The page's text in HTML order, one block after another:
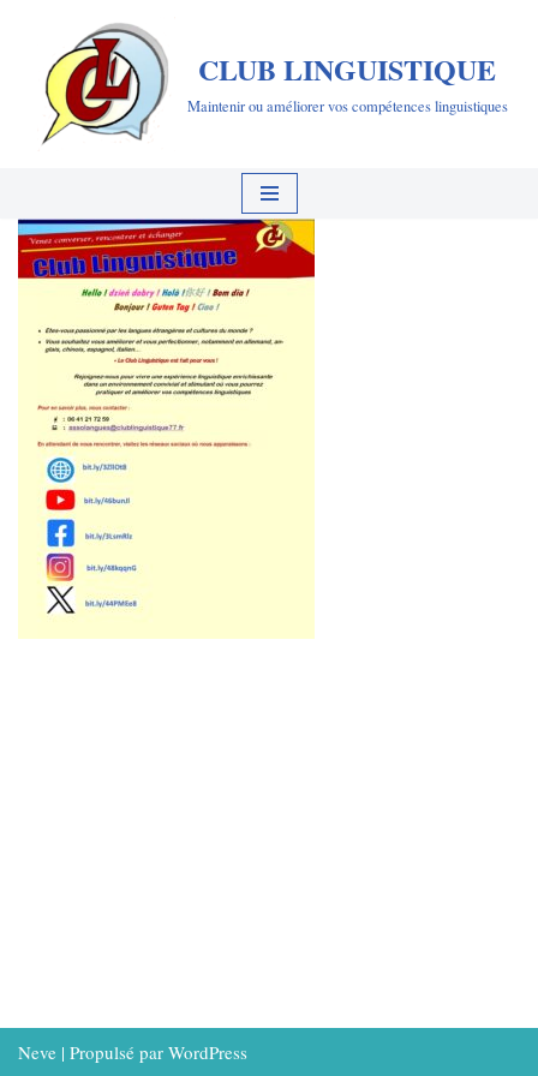
Aller
contenu
CLUB LINGUISTIQUE
Maintenir ou améliorer vos compétences linguistiques
Neve | Propulsé par WordPress